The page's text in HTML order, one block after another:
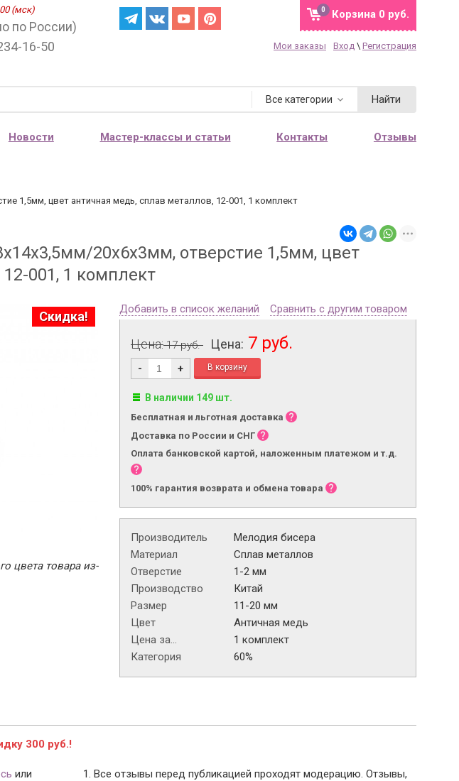
(мск)
по России)
16-50
Корзина 0 руб.
0
Мои заказы Вход \ Регистрация
Все категории Найти
Новости Мастер-классы и статьи Контакты Отзывы
1,5мм, цвет античная медь, сплав металлов, 12-001, 1 комплект
20х6х3мм, отверстие 1,5мм, цвет
001, 1 комплект
Скидка!
цвета товара из-
Добавить в список желаний Сравнить с другим товаром
Цена:17 руб. Цена: 7 руб.
- +
В наличии 149 шт.
Бесплатная и льготная доставка
Доставка по России и СНГ
Оплата банковской картой, наложенным платежом и т.д.
100% гарантия возврата и обмена товара
Производитель
Мелодия бисера
Материал
Сплав металлов
Отверстие
1-2 мм
Производство
Китай
Размер
11-20 мм
Цвет
Античная медь
Цена за...
1 комплект
Категория
60%
300 руб.!
или
1. Все отзывы перед публикацией проходят модерацию. Отзывы,